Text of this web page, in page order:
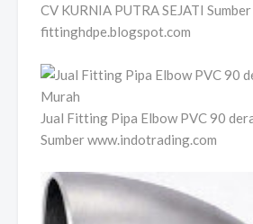
CV KURNIA PUTRA SEJATI Sumber
fittinghdpe.blogspot.com
Jual Fitting Pipa Elbow PVC 90
Sumber www.indotrading.com